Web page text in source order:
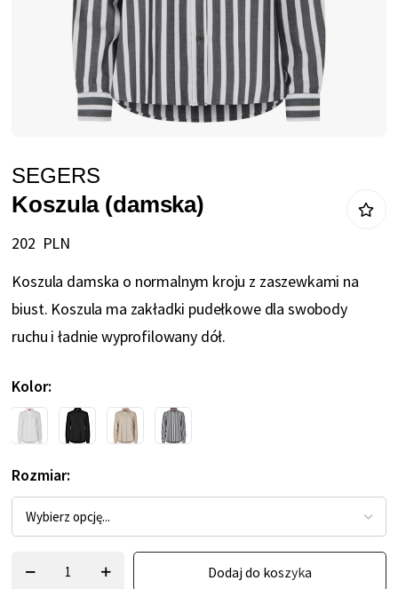
na
początek
galerii
SEGERS
Koszula (damska)
202 PLN
Koszula damska o normalnym kroju z zaszewkami na
biust. Koszula ma zakładki pudełkowe dla swobody
ruchu i ładnie wyprofilowany dół.
Kolor
Rozmiar
Dodaj do koszyka